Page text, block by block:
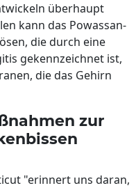
überhaupt
kann das Powassan-
die durch eine
gekennzeichnet ist,
die das Gehirn
zur
"erinnert uns daran,